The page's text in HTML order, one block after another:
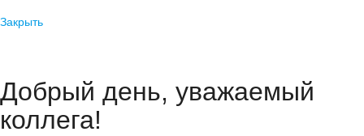
Закрыть
Добрый день, уважаемый
коллега!